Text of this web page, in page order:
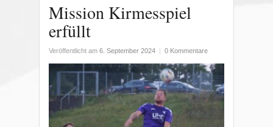
Mission Kirmesspiel
erfüllt
Veröffentlicht am 6. September 2024 0 Kommentare